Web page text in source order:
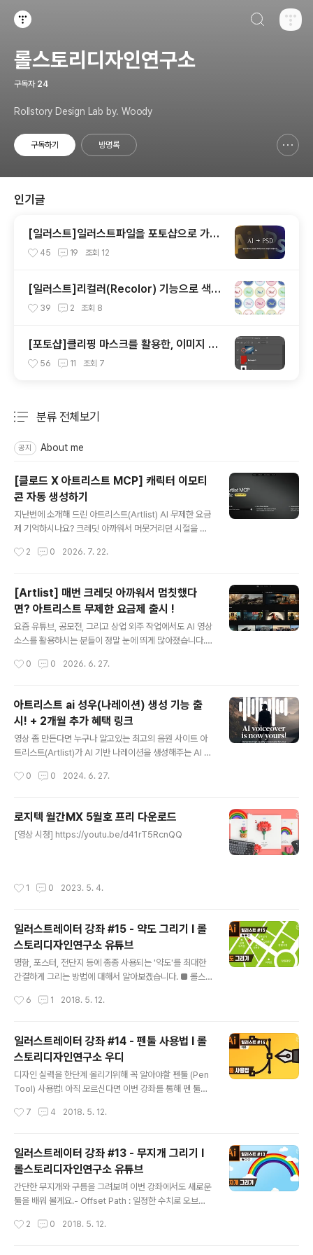
롤스토리디자인연구소
구독자 24
Rollstory Design Lab by. Woody
구독하기 방명록
인기글
[일러스트]일러스트파일을 포토샵으로 가져
오기
45 19 조회 12
[일러스트]리컬러(Recolor) 기능으로 색상
다양하게 바꿔보기
39 2 조회 8
[포토샵]클리핑 마스크를 활용한, 이미지 틀
안에 쉽게 넣기
56 11 조회 7
분류 전체보기
공지 About me
[클로드 X 아트리스트 MCP] 캐릭터 이모티
콘 자동 생성하기
지난번에 소개해 드린 아트리스트(Artlist) AI 무제한 요금
제 기억하시나요? 크레딧 아까워서 머뭇거리던 시절을 끝
게 되었다고 소개해 드렸었는데요. 무제한 요금제로 풀렸
죠?! 😂 그런데 이번에 클로드(Claude)에 아트리스트 M
CP(Model Context Protocol)를 직접 등록할 수 있게
됐습니다!연결법은 단순히 아트리스트에서 [Connect M
CP] 버튼만 클릭하면 자동으로 연결 됩니다! 🤖 클로드 대
화창이 'AI 이모티콘 공장'이 되는 기적제가 이 조합으로 뭘
봤는데요. 결과가 아주 흥미롭습니다. 아래..
2 0 2026. 7. 22.
[Artlist] 매번 크레딧 아까워서 멈칫했다
면? 아트리스트 무제한 요금제 출시 !
요즘 유튜브, 공모전, 그리고 상업 외주 작업에서도 AI 영상
소스를 활용하시는 분들이 정말 눈에 띄게 많아졌습니다.
격하게 공감하실 겁니다. 아무리 좋다는 최신 AI 모델을 가
다고 해서 내가 머릿속으로 상상했던 그 결과물이 완벽하
게 나오는 경우는 거의 없죠. ㅎㅎ결국 원하는 고퀄리티 씬
한 컷을 건지기 위해 수정하고, 또 수정하다 보면... 크레딧
을 그야말로 '겁나게' 쓰게 됩니다. 🎁 아트리스트 무제한
요금제 특별 혜택아래 링크를 통해 플랜을 가입하면 추가
list_aid=WoodySEO_1394&utm_..
0 0 2026. 6. 27.
아트리스트 ai 성우(나레이션) 생성 기능 출
시! + 2개월 추가 혜택 링크
영상 좀 만든다면 누구나 알고있는 최고의 음원 사이트 아
트리스트(Artlist)가 AI 기반 나레이션을 생성해주는 AI 보
우 간단합니다. 1. 아트리스트 사이트로 이동 한 뒤, [Voic
ender를 통해 남녀 성별을 선택하거나 Category를 통
해 다양한 분류를 필터링 할 수도 있습니다. 2. 마음에 드는
으로 나레이션이 생성 됩니다. 이렇게 생성..
0 0 2024. 6. 27.
로지텍 월간MX 5월호 프리 다운로드
[영상 시청] https://youtu.be/d41rT5RcnQQ
1 0 2023. 5. 4.
일러스트레이터 강좌 #15 - 약도 그리기 I 롤
스토리디자인연구소 유튜브
명함, 포스터, 전단지 등에 종종 사용되는 '약도'를 최대한
간결하게 그리는 방법에 대해서 알아보겠습니다. ■ 롤스
om/rollstory
6 1 2018. 5. 12.
일러스트레이터 강좌 #14 - 펜툴 사용법 I 롤
스토리디자인연구소 우디
디자인 실력을 한단계 올리기위해 꼭 알아야할 펜툴 (Pen
Tool) 사용법! 아직 모르신다면 이번 강좌를 통해 펜 툴을
어요 :) ■ 롤스토리디자인연구소 유튜브 채널https://ww
7 4 2018. 5. 12.
일러스트레이터 강좌 #13 - 무지개 그리기 I
롤스토리디자인연구소 유튜브
간단한 무지개와 구름을 그려보며 이번 강좌에서도 새로운
툴을 배워 볼게요.- Offset Path : 일정한 수치로 오브젝
을 면으로 - Shape Builder Tool : 너무나 고마운 쉐이
2 0 2018. 5. 12.